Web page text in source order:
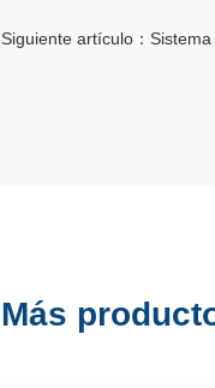
Siguiente artículo：
Más